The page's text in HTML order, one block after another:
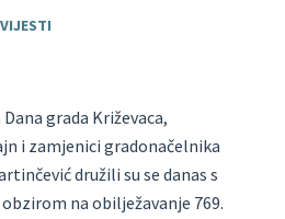
VIJESTI
grada Križevaca,
i zamjenici gradonačelnika
družili su se danas s
na obilježavanje 769.